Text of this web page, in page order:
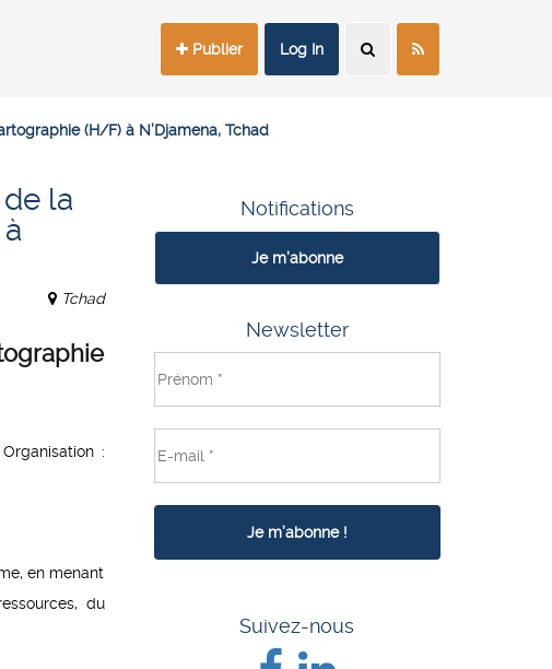
Publier Log In
(H/F) à N’Djamena, Tchad
la
Tchad
:
en menant
du
Notifications
Je m'abonne
Newsletter
Suivez-nous